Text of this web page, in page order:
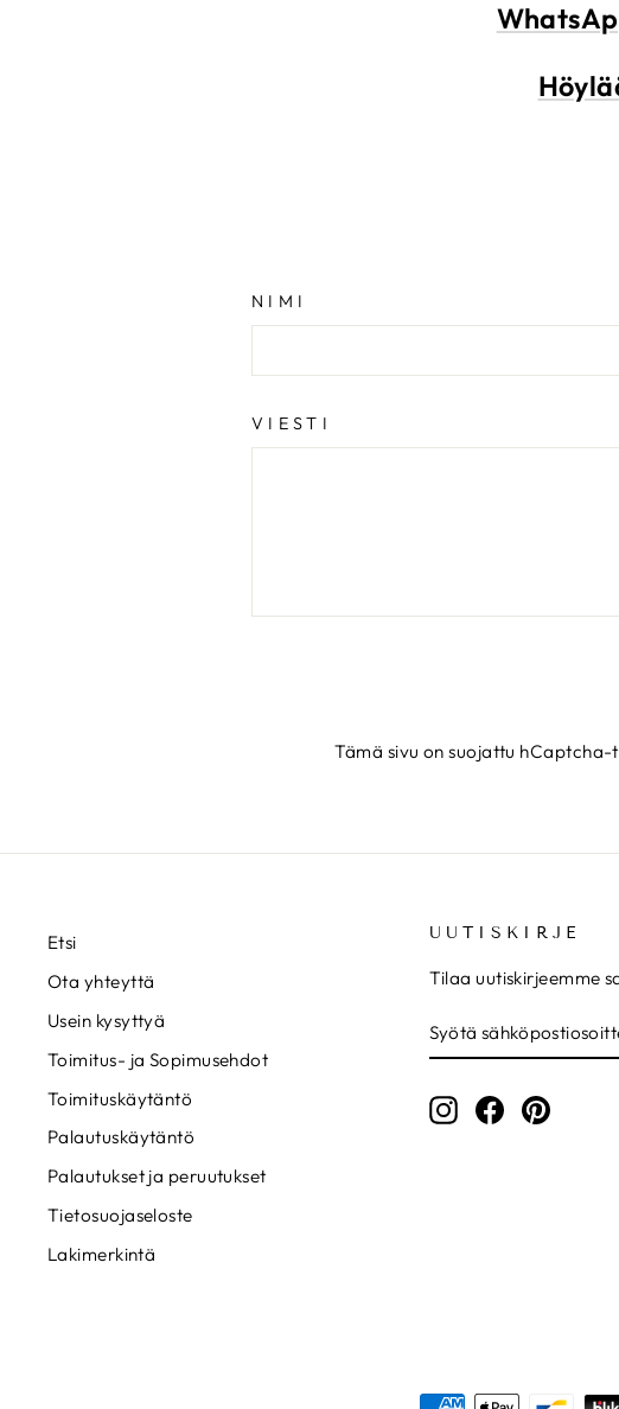
NIMI
VIESTI
Tämä sivu on suojattu
Etsi
Ota yhteyttä
Usein kysyttyä
Toimitus- ja Sopimusehdot
Toimituskäytäntö
Palautuskäytäntö
Palautukset ja peruutukset
Tietosuojaseloste
Lakimerkintä
UUTISKIRJE
Tilaa uutiskirjeemme
Instagram
FacebookPinterest